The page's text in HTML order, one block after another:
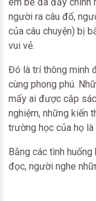
người ra câu đố,
của câu chuyện) bị
vui vẻ.
Đó là trí thông minh
cùng phong phú.
mấy ai được cắp
nghiệm, những kiến
trường học của họ
Bằng các tình
đọc, người nghe